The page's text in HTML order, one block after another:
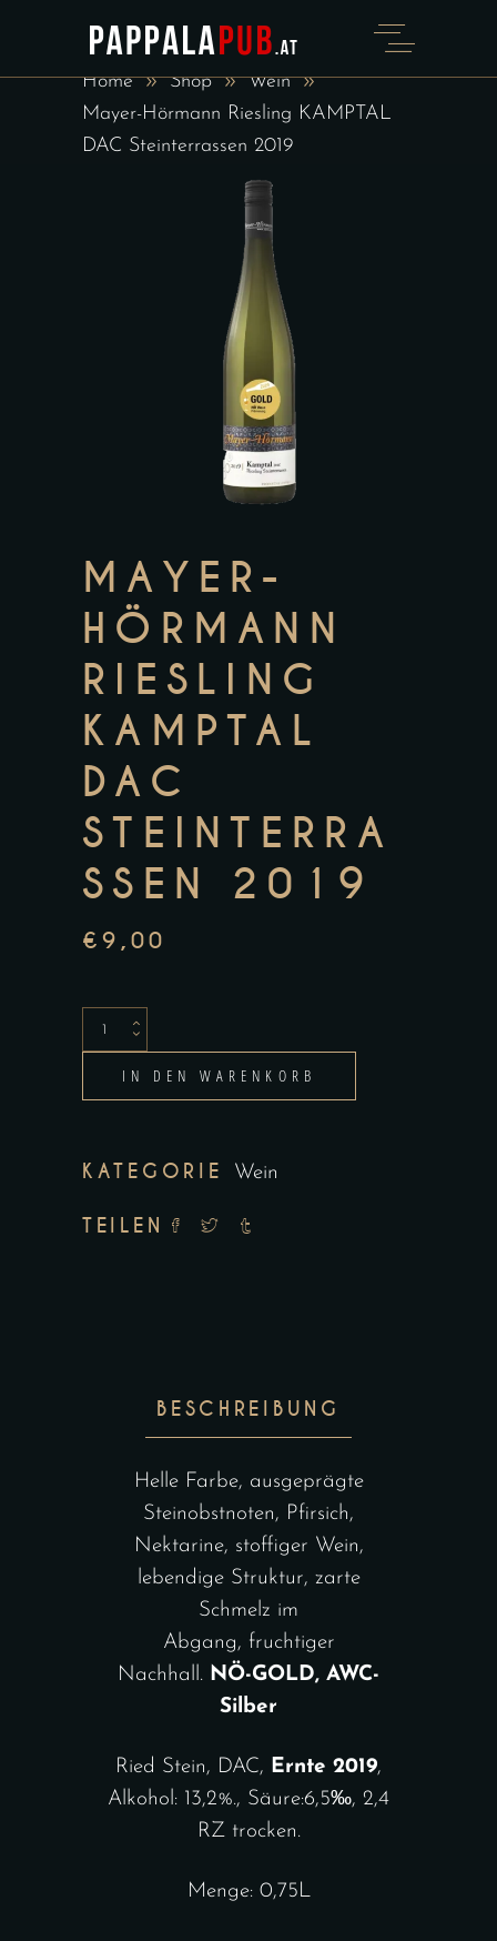
SHOP
Home Shop
Wein
Mayer-Hörmann Riesling KAMPTAL
DAC Steinterrassen 2019
MAYER-
HÖRMANN
RIESLING
KAMPTAL
DAC
STEINTERRA
SSEN 2019
€9,00
Mayer-
Hörmann
Riesling
Steinterrassen
2019
IN DEN WARENKORB
KATEGORIE Wein
TEILEN
BESCHREIBUNG
Helle Farbe, ausgeprägte
Steinobstnoten, Pfirsich,
Nektarine, stoffiger Wein,
lebendige Struktur, zarte
Schmelz im
Abgang, fruchtiger
Nachhall. NÖ-GOLD, AWC-
Silber
Ried Stein, DAC, Ernte 2019,
Alkohol: 13,2%., Säure:6,5‰, 2,4
RZ trocken.
Menge: 0,75L